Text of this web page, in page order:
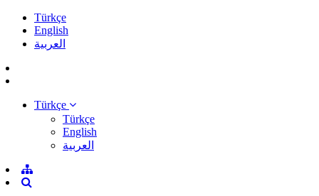
Türkçe
English
العربية
Türkçe
Türkçe
English
العربية